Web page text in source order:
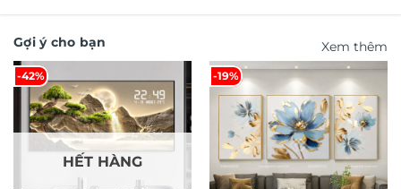
Gợi ý cho bạn Xem thêm
-42%
HẾT HÀNG
-19%